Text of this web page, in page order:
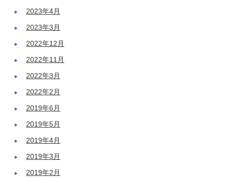
2023年4月
2023年3月
2022年12月
2022年11月
2022年3月
2022年2月
2019年6月
2019年5月
2019年4月
2019年3月
2019年2月